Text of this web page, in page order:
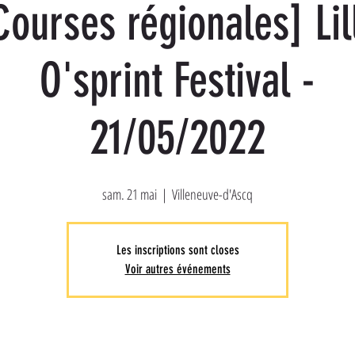
régionales]
O'sprint Festival -
21/05/2022
sam. 21 mai
  |
Villeneuve-d'Ascq
Les inscriptions sont closes
Voir autres événements